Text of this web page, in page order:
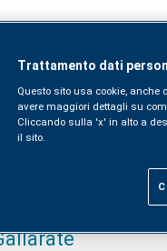
Trattamento dati
Questo sito usa cookie, anche
avere maggiori dettagli su
Cliccando sulla 'x' in alto a
il sito.